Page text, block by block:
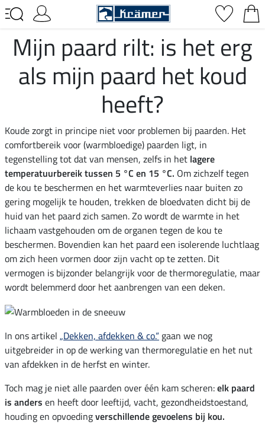
Mijn paard rilt: is het erg
als mijn paard het koud
heeft?
Koude zorgt in principe niet voor problemen bij paarden. Het
comfortbereik voor (warmbloedige) paarden ligt, in
tegenstelling tot dat van mensen, zelfs in het lagere
temperatuurbereik tussen 5 °C en 15 °C. Om zichzelf tegen
de kou te beschermen en het warmteverlies naar buiten zo
gering mogelijk te houden, trekken de bloedvaten dicht bij de
huid van het paard zich samen. Zo wordt de warmte in het
lichaam vastgehouden om de organen tegen de kou te
beschermen. Bovendien kan het paard een isolerende luchtlaag
om zich heen vormen door zijn vacht op te zetten. Dit
vermogen is bijzonder belangrijk voor de thermoregulatie, maar
wordt belemmerd door het aanbrengen van een deken.
In ons artikel „Dekken, afdekken & co.“ gaan we nog
uitgebreider in op de werking van thermoregulatie en het nut
van afdekken in de herfst en winter.
Toch mag je niet alle paarden over één kam scheren:elk paard
is anders en heeft door leeftijd, vacht, gezondheidstoestand,
houding en opvoedingverschillende gevoelens bij kou.